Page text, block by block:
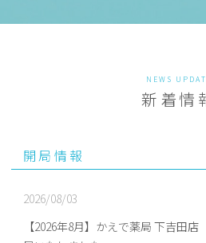
NEWS
新着情
開局情報
2026/08/03
【2026年8月】かえで薬局 下吉田